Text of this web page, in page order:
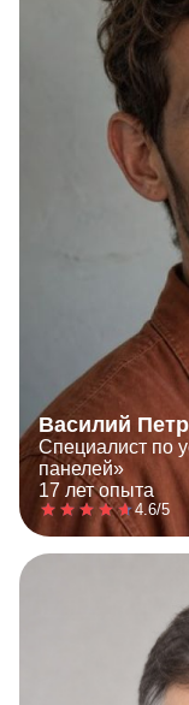
Василий
Специалист по
панелей»
17 лет опыта
4.6/5